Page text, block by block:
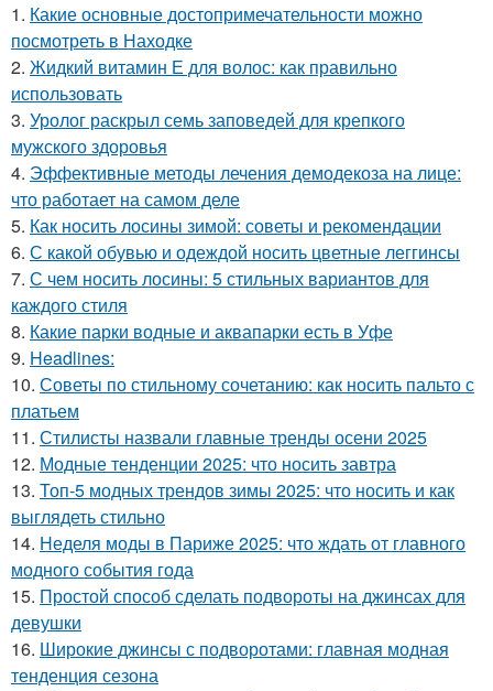
1. Какие основные достопримечательности можно
посмотреть в Находке
2. Жидкий витамин Е для волос: как правильно
использовать
3. Уролог раскрыл семь заповедей для крепкого
мужского здоровья
4. Эффективные методы лечения демодекоза на лице:
что работает на самом деле
5. Как носить лосины зимой: советы и рекомендации
6. С какой обувью и одеждой носить цветные леггинсы
7. С чем носить лосины: 5 стильных вариантов для
каждого стиля
8. Какие парки водные и аквапарки есть в Уфе
9. Headlines:
10. Советы по стильному сочетанию: как носить пальто с
платьем
11. Стилисты назвали главные тренды осени 2025
12. Модные тенденции 2025: что носить завтра
13. Топ-5 модных трендов зимы 2025: что носить и как
выглядеть стильно
14. Неделя моды в Париже 2025: что ждать от главного
модного события года
15. Простой способ сделать подвороты на джинсах для
девушки
16. Широкие джинсы с подворотами: главная модная
тенденция сезона